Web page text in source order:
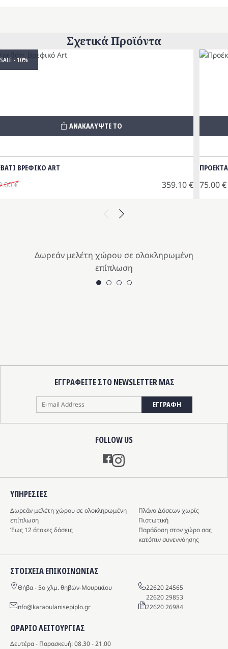
Σχετικά Προϊόντα
Previous
SALE - 10%
ΒΡΕΦΙΚΟ ART
€ 359.10€
ΑΝΑΚΑΛΥΨΤΕ ΤΟ
75.00€
Next
Δωρεάν μελέτη χώρου σε ολοκληρωμένη
επίπλωση
FOLLOW US
Instagram
ΕΓΓΡΑΦΕΙΤΕ ΣΤΟ NEWSLETTER ΜΑΣ
ΕΓΓΡΑΦΗ
ΩΡΑΡΙΟ ΛΕΙΤΟΥΡΓΙΑΣ
Δευτέρα - Παρασκευή: 08.30 - 21.00
ΥΠΗΡΕΣIΕΣ
Δωρεάν μελέτη χώρου σε ολοκληρωμένη
επίπλωση
Πλάνο Δόσεων χωρίς
Πιστωτική
Έως 12 άτοκες δόσεις
Παράδοση στον χώρο σας
κατόπιν συνεννόησης
ΣΤΟΙΧΕΙΑ ΕΠΙΚΟΙΝΩΝΙΑΣ
Θήβα - 5o χλμ. θηβών-Μουρικίου
22620 24565
22620 29853
info@karaoulanisepiplo.gr
22620 26984